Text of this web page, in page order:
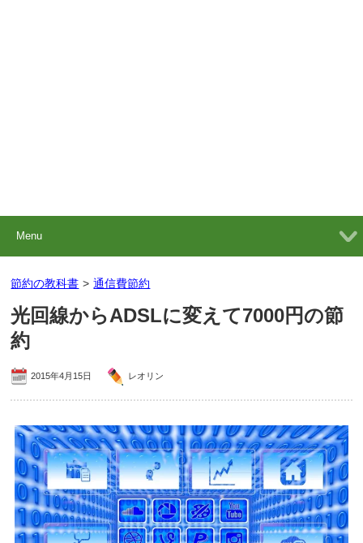
Menu
節約の教科書 > 通信費節約
光回線からADSLに変えて7000円の節
約
2015年4月15日 レオリン